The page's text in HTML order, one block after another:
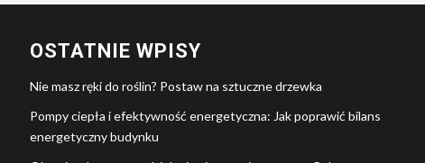
OSTATNIE WPISY
Nie masz ręki do roślin? Postaw na sztuczne drzewka
Pompy ciepła i efektywność energetyczna: Jak poprawić bilans
energetyczny budynku